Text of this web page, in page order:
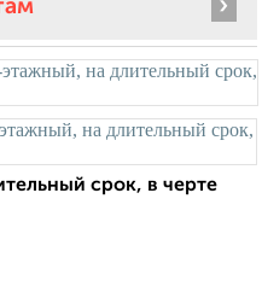
›
срок, в черте